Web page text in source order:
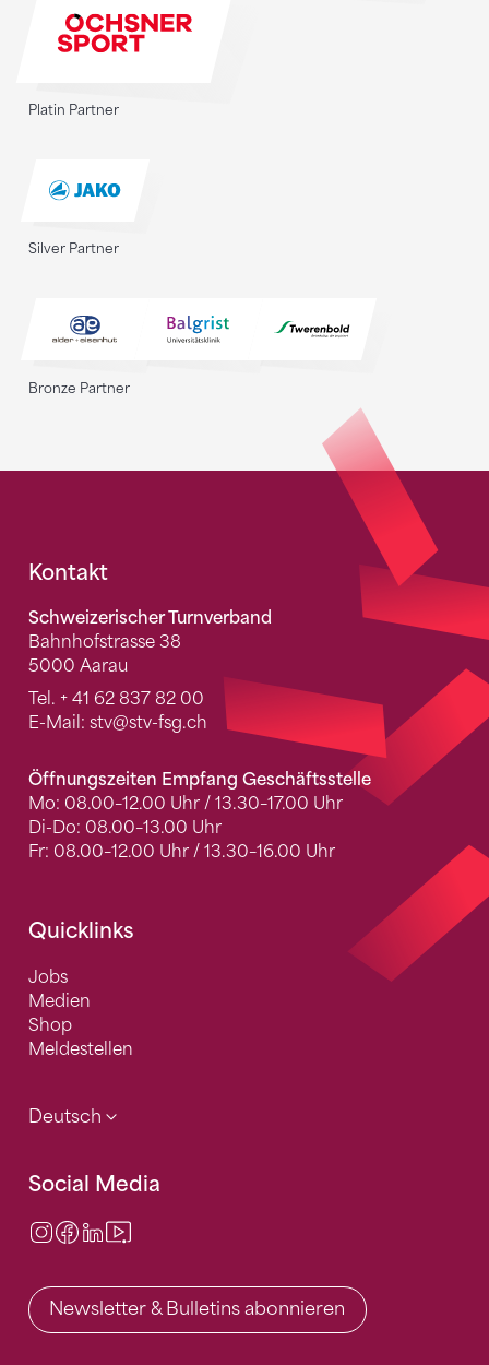
Platin Partner
Silver Partner
Bronze Partner
Fusszeile
Kontakt
Schweizerischer Turnverband
Bahnhofstrasse 38
5000 Aarau
Tel. + 41 62 837 82 00
E-Mail: stv@stv-fsg.ch
Öffnungszeiten Empfang Geschäftsstelle
Mo: 08.00–12.00 Uhr / 13.30–17.00 Uhr
Di-Do: 08.00–13.00 Uhr
Fr: 08.00–12.00 Uhr / 13.30–16.00 Uhr
Quicklinks
Jobs
Medien
Shop
Meldestellen
Deutsch
Social Media
Instagram
Facebook
LinkedIn
Newsletter & Bulletins abonnieren